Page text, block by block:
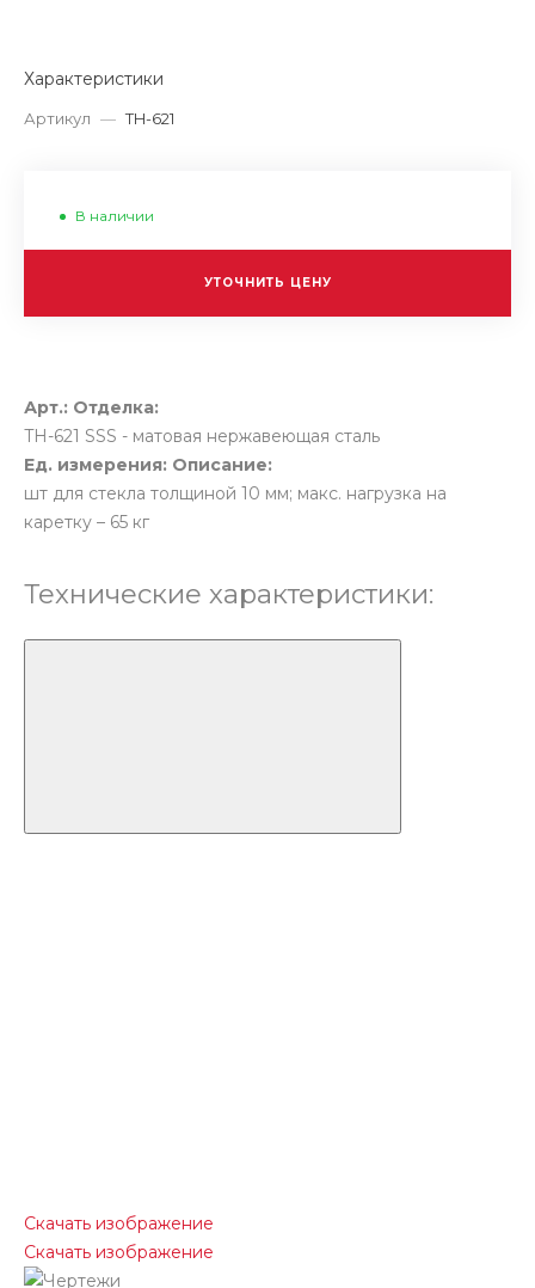
Характеристики
Артикул — TH-621
В наличии
УТОЧНИТЬ ЦЕНУ
Арт.: Отделка:
TH-621 SSS - матовая нержавеющая сталь
Ед. измерения: Описание:
шт для стекла толщиной 10 мм; макс. нагрузка на
каретку – 65 кг
Технические характеристики:
Скачать изображение
Скачать изображение